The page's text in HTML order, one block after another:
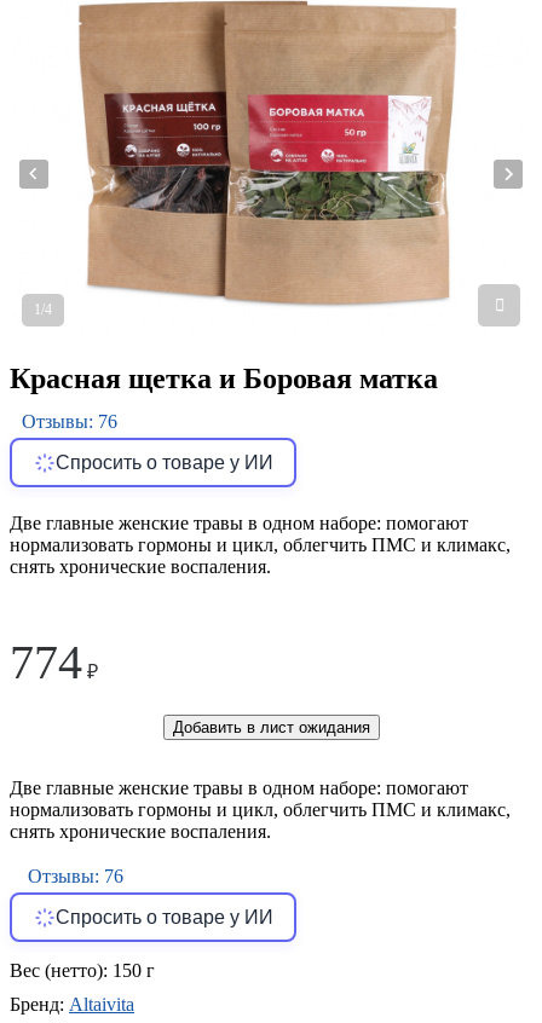
1/4
Красная щетка и Боровая матка
Отзывы: 76
Спросить о товаре у ИИ
Две главные женские травы в одном наборе: помогают
нормализовать гормоны и цикл, облегчить ПМС и климакс,
снять хронические воспаления.
774 ₽
Добавить в лист ожидания
Две главные женские травы в одном наборе: помогают
нормализовать гормоны и цикл, облегчить ПМС и климакс,
снять хронические воспаления.
Отзывы: 76
Спросить о товаре у ИИ
Вес (нетто): 150 г
Бренд: Altaivita